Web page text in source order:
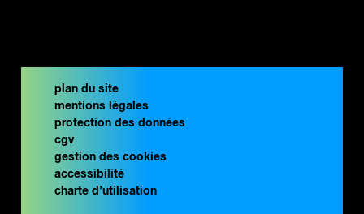
plan du site
mentions légales
protection des données
cgv
gestion des cookies
accessibilité
charte d’utilisation